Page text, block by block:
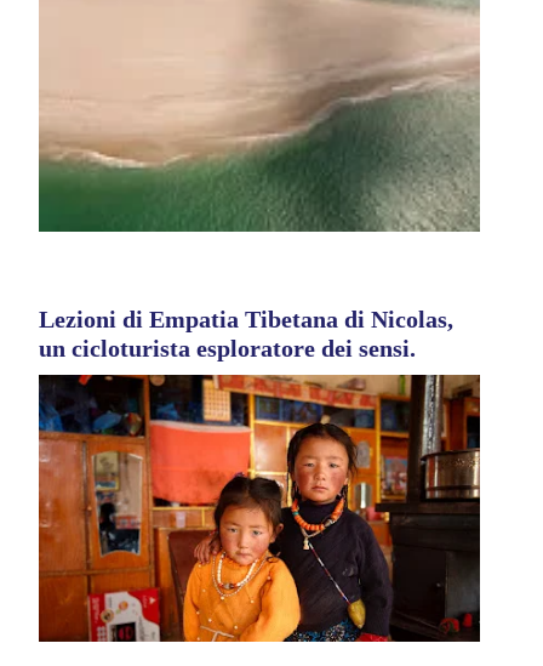
Lezioni di Empatia Tibetana di Nicolas,
un cicloturista esploratore dei sensi.